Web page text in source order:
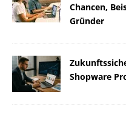
Chancen,
Gründer
Shopware